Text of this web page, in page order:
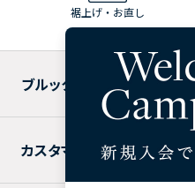
裾上げ・お直し
ブルックス ブラザーズにつ
カスタマーサービス